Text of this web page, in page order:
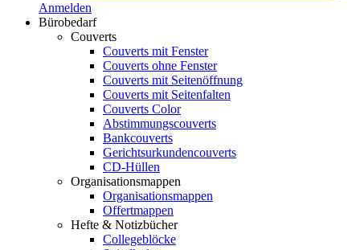
Anmelden
Bürobedarf
Couverts
Couverts mit Fenster
Couverts ohne Fenster
Couverts mit Seitenöffnung
Couverts mit Seitenfalten
Couverts Color
Abstimmungscouverts
Bankcouverts
Gerichtsurkundencouverts
CD-Hüllen
Organisationsmappen
Organisationsmappen
Offertmappen
Hefte & Notizbücher
Collegeblöcke